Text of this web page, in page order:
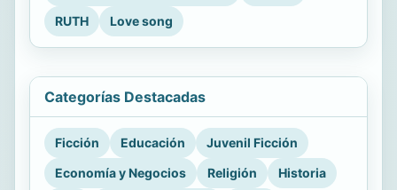
RUTH
Love song
Categorías Destacadas
Ficción Educación
Juvenil Ficción
Economía y Negocios
Religión Historia